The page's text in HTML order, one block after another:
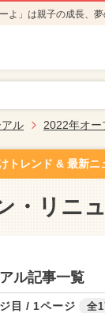
よ」は親子の成長、夢
ル 2022年オー
トレンド & 最新ニ
・リニ
ル記事一覧
目 / 1ページ 全